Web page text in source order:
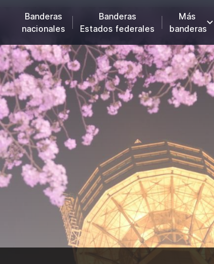
Banderas
nacionales
Banderas
Estados federales
Más
banderas